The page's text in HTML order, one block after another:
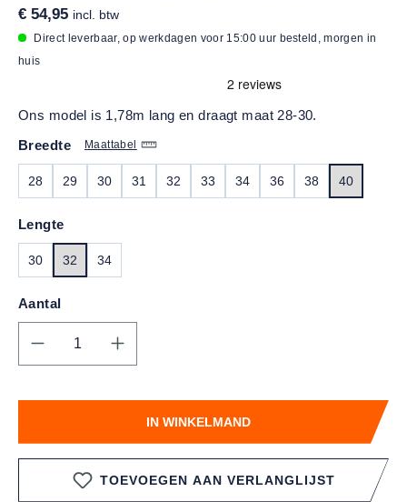
€ 54,95 incl. btw
Direct leverbaar, op werkdagen voor 15:00 uur besteld, morgen in
huis
Ons model is 1,78m lang en draagt maat 28-30.
Maattabel
Breedte
28 29 30 31 32 33 34 36 38 40
Lengte
30 32 34
Aantal
Producthoeveelheid: Voer de gewenste
IN WINKELMAND
TOEVOEGEN AAN VERLANGLIJST